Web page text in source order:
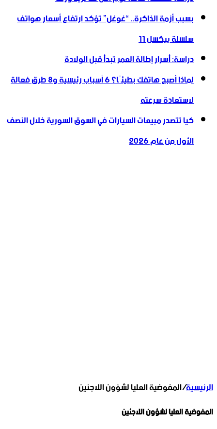
بسبب أزمة الذاكرة.. “غوغل” تؤكد ارتفاع أسعار هواتف
سلسلة بيكسل 11
دراسة: أسرار إطالة العمر تبدأ قبل الولادة
لماذا أصبح هاتفك بطيئًا؟ 6 أسباب رئيسية و8 طرق فعالة
لاستعادة سرعته
كيا تتصدر مبيعات السيارات في السوق السورية خلال النصف
الأول من عام 2026
الرئيسية/المفوضية العليا لشؤون اللاجئين
المفوضية العليا لشؤون اللاجئين